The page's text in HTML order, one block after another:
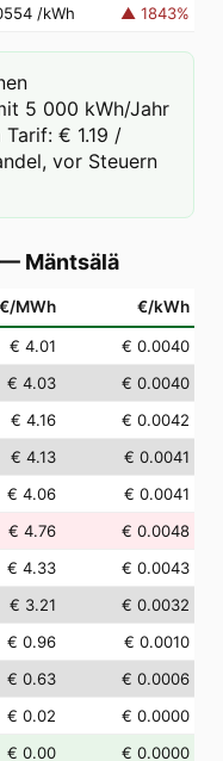
/kWh ▲ 1843%
5 000 kWh/Jahr
€ 1.19 /
vor Steuern
— Mäntsälä
€/MWh €/kWh
€ 4.01
€ 0.0040
€ 4.03
€ 0.0040
€ 4.16
€ 0.0042
€ 4.13
€ 0.0041
€ 4.06
€ 0.0041
€ 4.76
€ 0.0048
€ 4.33
€ 0.0043
€ 3.21
€ 0.0032
€ 0.96
€ 0.0010
€ 0.63
€ 0.0006
€ 0.02
€ 0.0000
€ 0.00
€ 0.0000